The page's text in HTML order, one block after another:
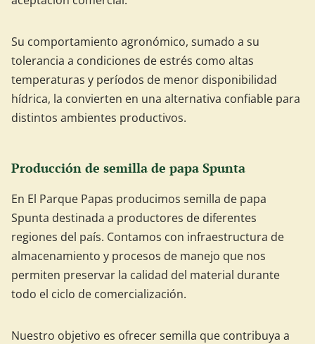
Su comportamiento agronómico, sumado a su
tolerancia a condiciones de estrés como altas
temperaturas y períodos de menor disponibilidad
hídrica, la convierten en una alternativa confiable para
distintos ambientes productivos.
Producción de semilla de papa Spunta
En El Parque Papas producimos semilla de papa
Spunta destinada a productores de diferentes
regiones del país. Contamos con infraestructura de
almacenamiento y procesos de manejo que nos
permiten preservar la calidad del material durante
todo el ciclo de comercialización.
Nuestro objetivo es ofrecer semilla que contribuya a